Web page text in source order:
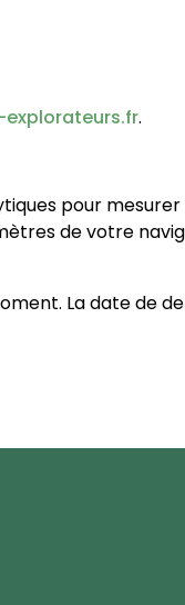
.
pour mesurer
de votre
La date de